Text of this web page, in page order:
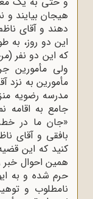
هیجان بیایند
دهند و آقاى
این دو روز، به
که این دو نفر
ولى مأمورین
مأمورین به نزد
مدرسه رضویه
جامع به اقامه
«جان ما در
بافقى و آقاى
کنید که این
همین احوال
حرم شده و به
نامطلوب و